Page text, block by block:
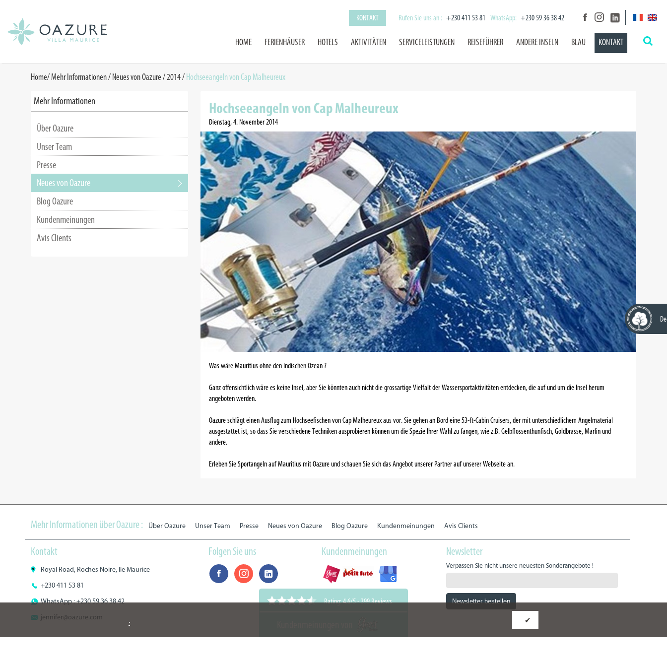
KONTAKT Rufen Sie uns an : +230 411 53 81 WhatsApp: +230 59 36 38 42
HOME FERIENHÄUSER HOTELS AKTIVITÄTEN SERVICELEISTUNGEN REISEFÜHRER ANDERE INSELN BLAU KONTAKT
Home/Mehr Informationen /Neues von Oazure/2014/Hochseeangeln von Cap Malheureux
Mehr Informationen
Über Oazure
Unser Team
Presse
Neues von Oazure
Blog Oazure
Kundenmeinungen
Avis Clients
Hochseeangeln von Cap Malheureux
Dienstag, 4. November 2014
Was wäre Mauritius ohne den Indischen Ozean ?
Ganz offensichtlich wäre es keine Insel, aber Sie könnten auch nicht die grossartige Vielfalt der Wassersportaktivitäten entdecken, die auf und um die Insel herum
angeboten werden.
Oazure schlägt einen Ausflug zum Hochseefischen von Cap Malheureux aus vor. Sie gehen an Bord eine 53-ft-Cabin Cruisers, der mit unterschiedlichem Angelmaterial
ausgestattet ist, so dass Sie verschiedene Techniken ausprobieren können um die Spezie Ihrer Wahl zu fangen, wie z.B. Gelbflossenthunfisch, Goldbrasse, Marlin und
andere.
Erleben Sie Sportangeln auf Mauritius mit Oazure und schauen Sie sich das Angebot unserer Partner auf unserer Webseite an.
Mehr Informationen über Oazure : Über Oazure Unser Team Presse Neues von Oazure Blog Oazure Kundenmeinungen Avis Clients
Kontakt
Royal Road, Roches Noire, Ile Maurice
+230 411 53 81
WhatsApp : +230 59 36 38 42
jennifer@oazure.com
Folgen Sie uns Kundenmeinungen Newsletter
Verpassen Sie nicht unsere neuesten Sonderangebote !
Rating: 4.6/5-399 Reviews
.